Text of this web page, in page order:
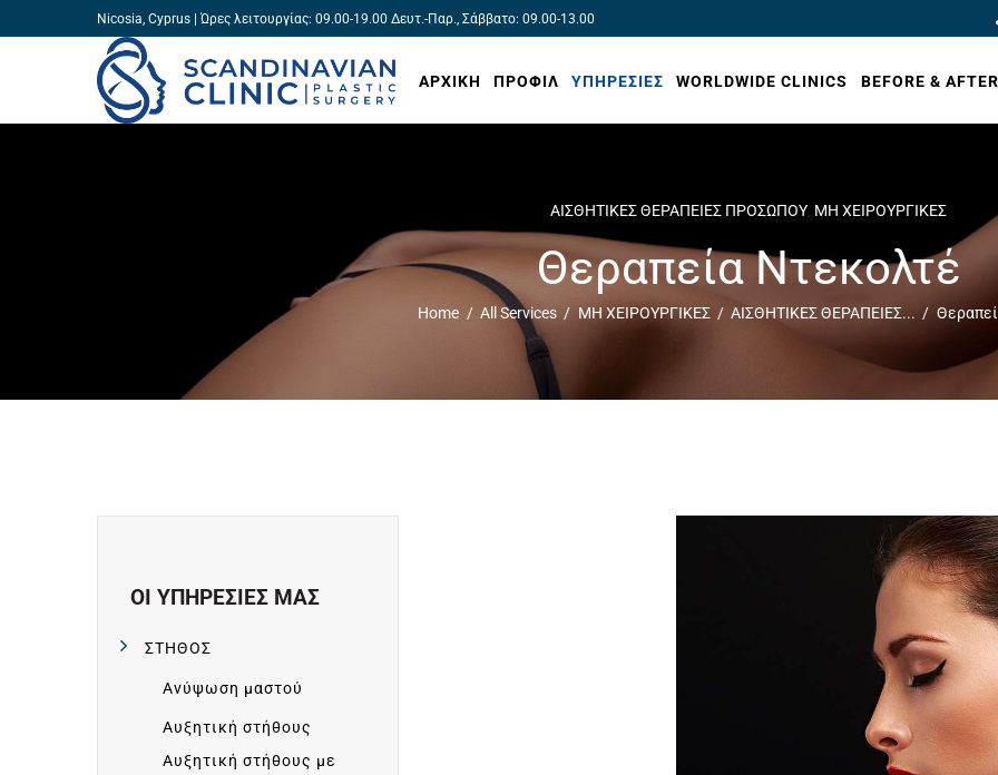
Nicosia, Cyprus | Ώρες λειτουργίας: 09.00-19.00 Δευτ.-Παρ., Σάββατο: 09.00-13.00
ΑΡΧΙΚΗ ΠΡΟΦΙΛ ΥΠΗΡΕΣΙΕΣ WORLDWIDE CLINICS BEFORE &
ΑΙΣΘΗΤΙΚΕΣ ΘΕΡΑΠΕΙΕΣ ΠΡΟΣΩΠΟΥ, ΜΗ ΧΕΙΡΟΥΡΓΙΚΕΣ
Θεραπεία Ντεκολτέ
Home All Services ΜΗ ΧΕΙΡΟΥΡΓΙΚΕΣ ΑΙΣΘΗΤΙΚΕΣ ΘΕΡΑΠΕΙΕΣ...
ΟΙ ΥΠΗΡΕΣΙΕΣ ΜΑΣ
ΣΤΗΘΟΣ
Ανύψωση μαστού
Αυξητική στήθους
Αυξητική στήθους με